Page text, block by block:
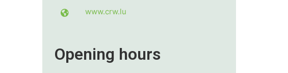
www.crw.lu
Opening hours